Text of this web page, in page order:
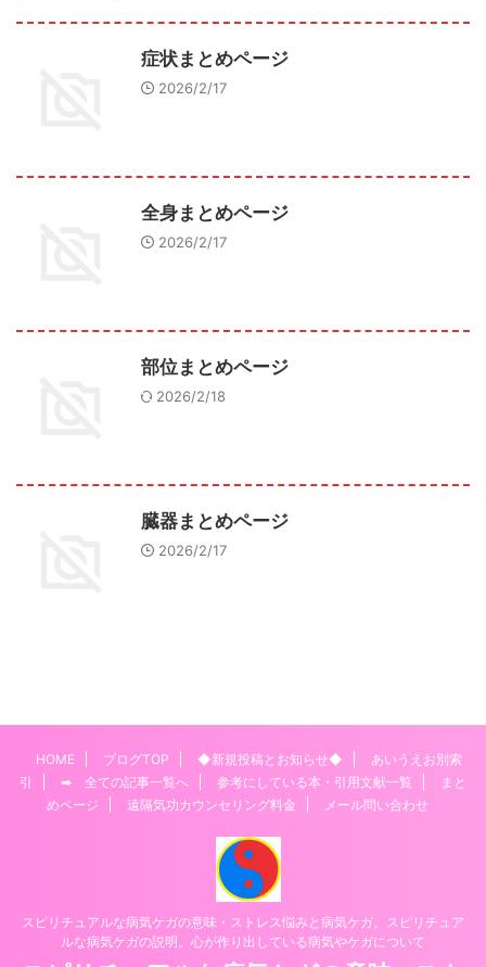
症状まとめページ
2026/2/17
全身まとめページ
2026/2/17
部位まとめページ
2026/2/18
臓器まとめページ
2026/2/17
HOME ブログTOP ◆新規投稿とお知らせ◆
あいうえお別索
引
➡ 全ての記事一覧へ 参考にしている本・引用文献一覧
まと
めページ
遠隔気功カウンセリング料金 メール問い合わせ
スピリチュアルな病気ケガの意味・ストレス悩みと病気ケガ。スピリチュア
ルな病気ケガの説明。心が作り出している病気やケガについて